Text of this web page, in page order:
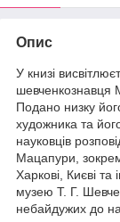
Опис
У книзі
шевченкознавця
Подано низку
художника та
науковців
Мацапури,
Харкові, Києві та
музею Т. Г.
небайдужих до